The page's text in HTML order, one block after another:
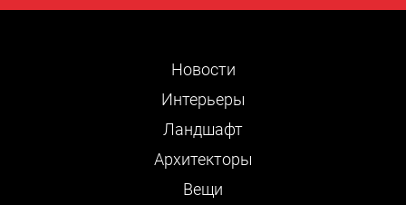
Новости
Интерьеры
Ландшафт
Архитекторы
Вещи